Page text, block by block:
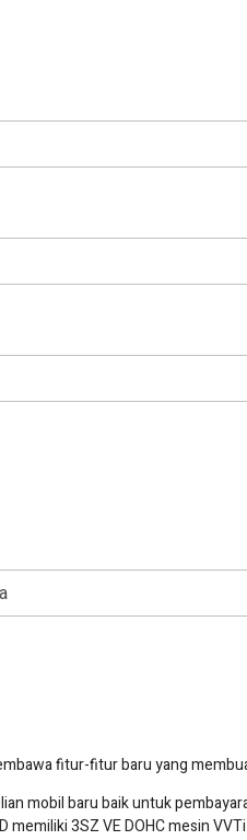
fitur-fitur baru yang
mobil baru baik untuk
memiliki 3SZ VE DOHC mesin